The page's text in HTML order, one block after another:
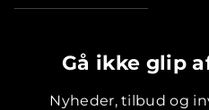
Gå ikke glip
Nyheder, tilbud og